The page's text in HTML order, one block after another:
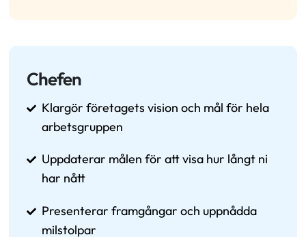
Chefen
Klargör företagets vision och mål för hela
arbetsgruppen
Uppdaterar målen för att visa hur långt ni
har nått
Presenterar framgångar och uppnådda
milstolpar